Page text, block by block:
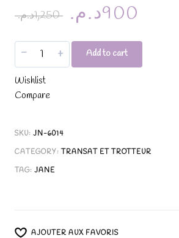
1,250د.م. 900د.م.
- + Add to cart
Wishlist
Compare
SKU: JN-6014
CATEGORY:TRANSAT ET TROTTEUR
TAG: JANE
AJOUTER AUX FAVORIS